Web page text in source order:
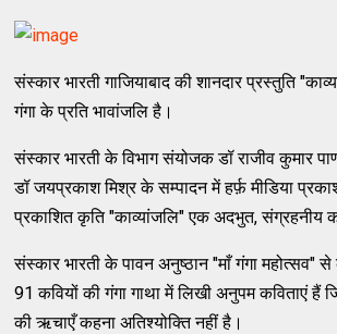
संस्कार भारती गाजियाबाद की शानदार प्रस्तुति
गंगा के प्रति भावांजलि है।
संस्कार भारती के विभाग संयोजक डॉ राजीव कुमार
डॉ जयप्रकाश मिश्र के सम्पादन में हर्फ़ मीडिया
प्रकाशित कृति "काव्यांजलि" एक अदभुत, संग्रहनीय
संस्कार भारती के पावन अनुष्ठान "माँ गंगा महोत्सव"
91 कवियों की गंगा गाथा में लिखी अनुपम कविताएं हैं
की ऋचाएँ कहना अतिश्योक्ति नहीं है।